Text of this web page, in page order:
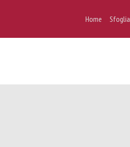
Home Sfoglia